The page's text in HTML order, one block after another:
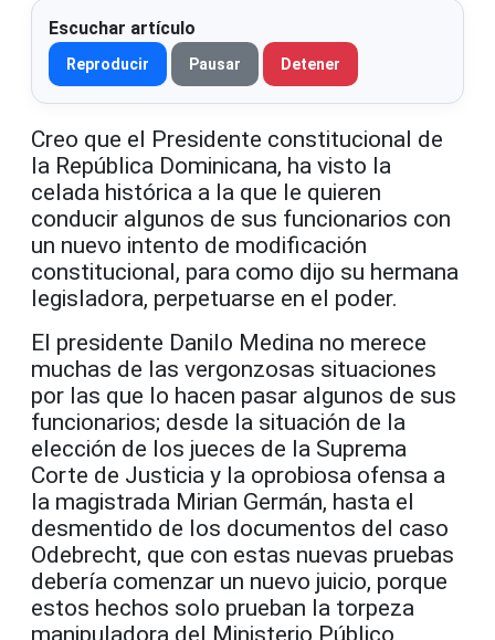
Escuchar artículo
Reproducir Pausar Detener
Creo que el Presidente constitucional de
la República Dominicana, ha visto la
celada histórica a la que le quieren
conducir algunos de sus funcionarios con
un nuevo intento de modificación
constitucional, para como dijo su hermana
legisladora, perpetuarse en el poder.
El presidente Danilo Medina no merece
muchas de las vergonzosas situaciones
por las que lo hacen pasar algunos de sus
funcionarios; desde la situación de la
elección de los jueces de la Suprema
Corte de Justicia y la oprobiosa ofensa a
la magistrada Mirian Germán, hasta el
desmentido de los documentos del caso
Odebrecht, que con estas nuevas pruebas
debería comenzar un nuevo juicio, porque
estos hechos solo prueban la torpeza
manipuladora del Ministerio Público.